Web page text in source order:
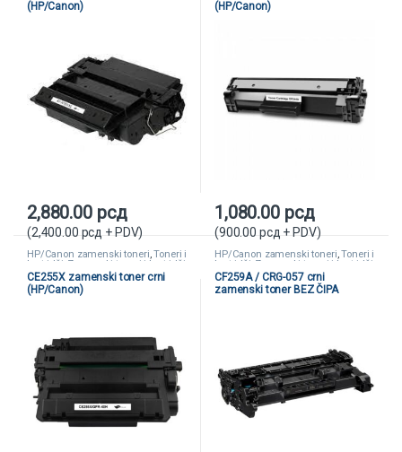
(HP/Canon)
2,880.00 рсд
(2,400.00 рсд + PDV)
(HP/Canon)
1,080.00 рсд
(900.00 рсд + PDV)
HP/Canon zamenski toneri,Toneri i
kertridži Zamenski toneri i kertridži
CE255X zamenski toner crni
(HP/Canon)
HP/Canon zamenski toneri,Toneri i
kertridži Zamenski toneri i kertridži
CF259A / CRG-057 crni
zamenski toner BEZ ČIPA